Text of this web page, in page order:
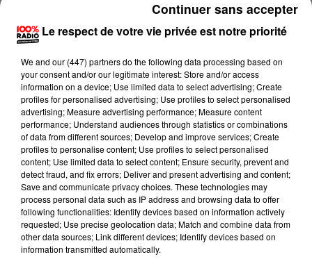
Lecture (1 min 24 sec)
100%
100% Radio l'agenda de Toulouse
Le respect de votre vie privée est notre priorité
We and our (447) partnersdo the following data processing based on
your consent and/or our legitimate interest: Store and/or access
information on a device; Use limited data to select advertising; Create
profiles for personalised advertising; Use profiles to select personalised
advertising; Measure advertising performance; Measure content
performance; Understand audiences through statistics or combinations
of data from different sources; Develop and improve services; Create
profiles to personalise content; Use profiles to select personalised
content; Use limited data to select content; Ensure security, prevent and
detect fraud, and fix errors; Deliver and present advertising and content;
Save and communicate privacy choices. These technologies may
process personal data such as IP address and browsing data to offer
following functionalities: Identify devices based on information actively
requested; Use precise geolocation data; Match and combine data from
other data sources; Link different devices; Identify devices based on
information transmitted automatically.
Continuer sans accepter